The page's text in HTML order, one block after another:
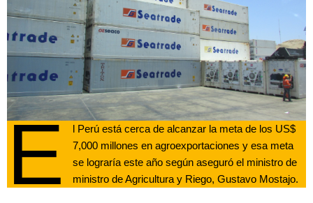
E
l Perú está cerca de alcanzar la meta de los US$
7,000 millones en agroexportaciones y esa meta
se lograría este año según aseguró el ministro de
ministro de Agricultura y Riego, Gustavo Mostajo.